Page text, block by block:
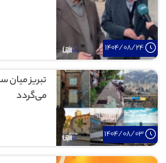
1404/08/24
1404/08/03
تبریز میان
می‌گردد